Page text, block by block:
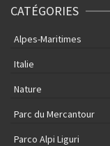
CATÉGORIES
Alpes-Maritimes
Italie
Nature
Parc du Mercantour
Parco Alpi Liguri